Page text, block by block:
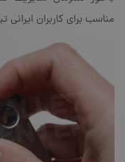
مناسب برای کاربران